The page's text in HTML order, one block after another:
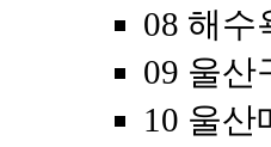
08 해수
09 울산
10 울산